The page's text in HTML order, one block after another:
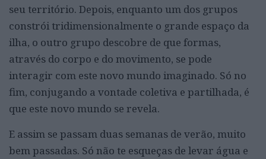
seu território. Depois, enquanto um dos grupos
constrói tridimensionalmente o grande espaço da
ilha, o outro grupo descobre de que formas,
através do corpo e do movimento, se pode
interagir com este novo mundo imaginado. Só no
fim, conjugando a vontade coletiva e partilhada, é
que este novo mundo se revela.
E assim se passam duas semanas de verão, muito
bem passadas. Só não te esqueças de levar água e